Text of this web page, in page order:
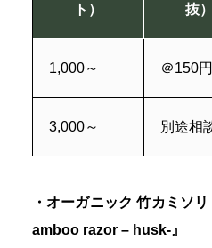
ト）
抜）
1,000～ ＠150円
3,000～ 別途相
・オーガニック 竹カミソ
amboo razor – husk-』